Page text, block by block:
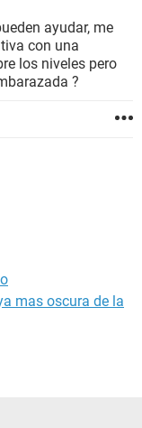
ayudar, me
con una
los niveles pero
?
mas oscura de la